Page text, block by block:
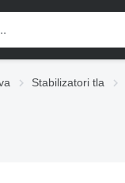
Stabilizatori tla